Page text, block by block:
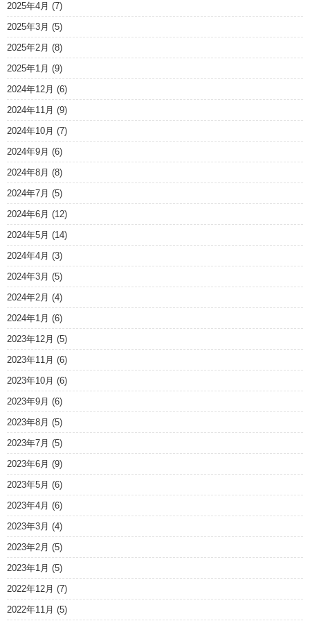
2025年4月 (7)
2025年3月 (5)
2025年2月 (8)
2025年1月 (9)
2024年12月 (6)
2024年11月 (9)
2024年10月 (7)
2024年9月 (6)
2024年8月 (8)
2024年7月 (5)
2024年6月 (12)
2024年5月 (14)
2024年4月 (3)
2024年3月 (5)
2024年2月 (4)
2024年1月 (6)
2023年12月 (5)
2023年11月 (6)
2023年10月 (6)
2023年9月 (6)
2023年8月 (5)
2023年7月 (5)
2023年6月 (9)
2023年5月 (6)
2023年4月 (6)
2023年3月 (4)
2023年2月 (5)
2023年1月 (5)
2022年12月 (7)
2022年11月 (5)